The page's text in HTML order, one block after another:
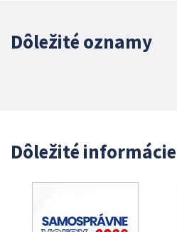
Dôležité oznamy
Dôležité informácie